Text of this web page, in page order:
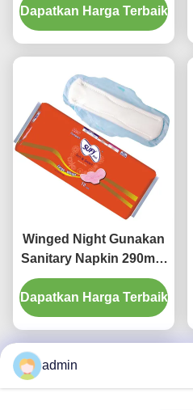
Extra Long 340mm
Dapatkan Harga Terbaik
Winged Night Gunakan
Sanitary Napkin 290mm
Disposable Extra
Absorbent Maxi Pads
Dapatkan Harga Terbaik
admin